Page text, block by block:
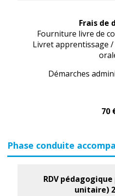
Frais de
Fourniture livre de
Livret apprentissage
Démarches
70
Phase conduite
RDV
unitaire)